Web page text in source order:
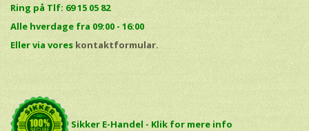
Ring på Tlf: 69 15 05 82
Alle hverdage fra 09:00 - 16:00
Eller via vores kontaktformular.
Sikker E-Handel - Klik for mere info